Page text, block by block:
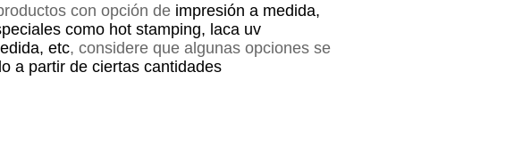
con opción de impresión a medida,
como hot stamping, laca uv
etc, considere que algunas opciones se
a partir de ciertas cantidades